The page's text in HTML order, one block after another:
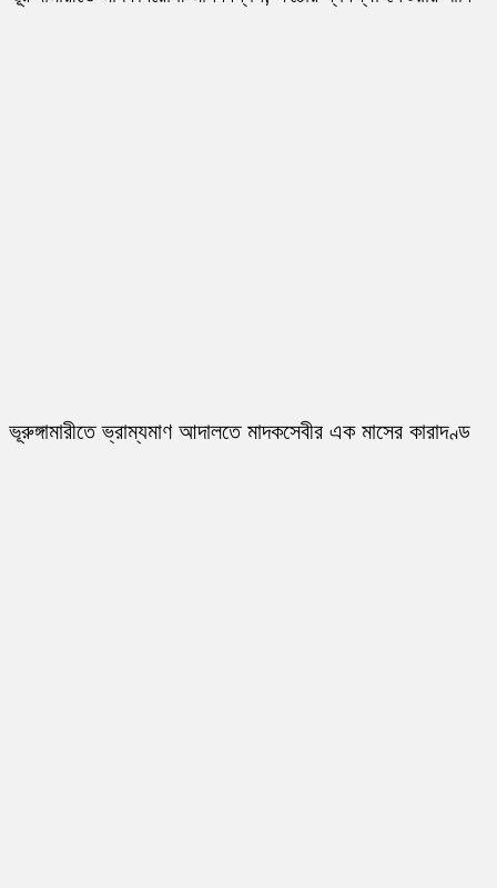
ভূরুঙ্গামারীতে ভ্রাম্যমাণ আদালতে মাদকসেবীর এক মাসের কারাদণ্ড